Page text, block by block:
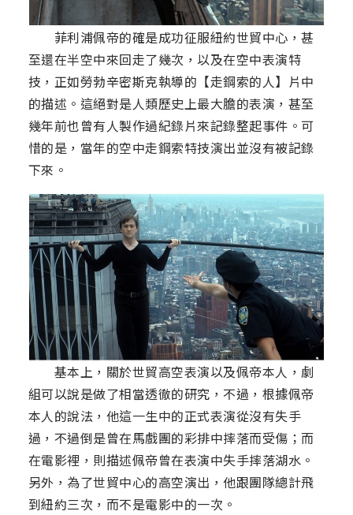
菲利浦佩帝的確是成功征服紐約世貿中心，甚
至還在半空中來回走了幾次，以及在空中表演特
技，正如勞勃辛密斯克執導的【走鋼索的人】片中
的描述。這絕對是人類歷史上最大膽的表演，甚至
幾年前也曾有人製作過紀錄片來記錄整起事件。可
惜的是，當年的空中走鋼索特技演出並沒有被記錄
下來。
基本上，關於世貿高空表演以及佩帝本人，劇
組可以說是做了相當透徹的研究，不過，根據佩帝
本人的說法，他這一生中的正式表演從沒有失手
過，不過倒是曾在馬戲團的彩排中摔落而受傷；而
在電影裡，則描述佩帝曾在表演中失手摔落湖水。
另外，為了世貿中心的高空演出，他跟團隊總計飛
到紐約三次，而不是電影中的一次。